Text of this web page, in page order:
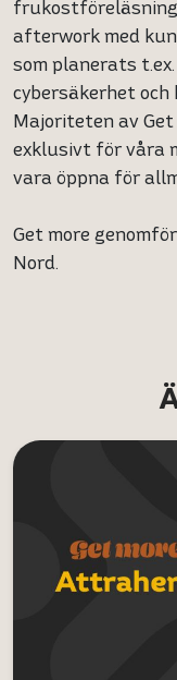
afterwork med
som planerats
cybersäkerhet
Majoriteten av
exklusivt för våra
vara öppna för
Get more
Nord.